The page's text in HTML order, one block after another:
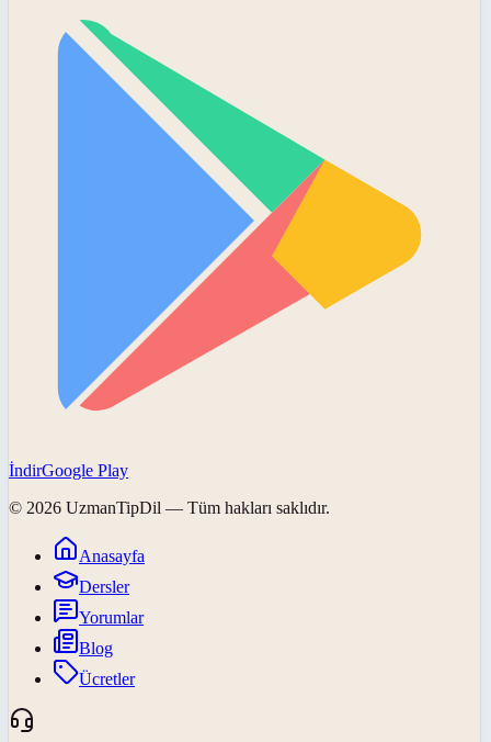
İndirGoogle Play
© 2026 UzmanTipDil — Tüm hakları saklıdır.
Anasayfa
Dersler
Yorumlar
Blog
Ücretler